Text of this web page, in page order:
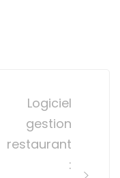
Logiciel
gestion
restaurant
: